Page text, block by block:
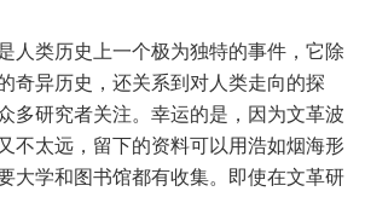
人类历史上一个极为独特的事件，它除
奇异历史，还关系到对人类走向的探
多研究者关注。幸运的是，因为文革波
不太远，留下的资料可以用浩如烟海形
大学和图书馆都有收集。即使在文革研